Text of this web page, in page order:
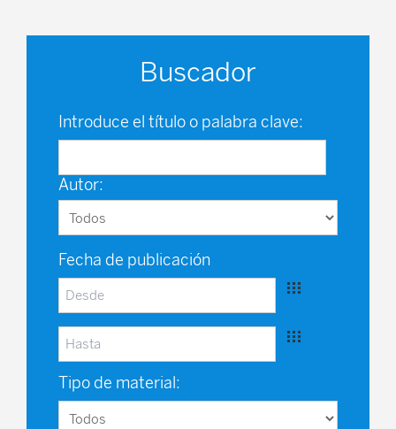
Buscador
Introduce el título o palabra clave:
Autor:
Fecha de publicación
Tipo de material: